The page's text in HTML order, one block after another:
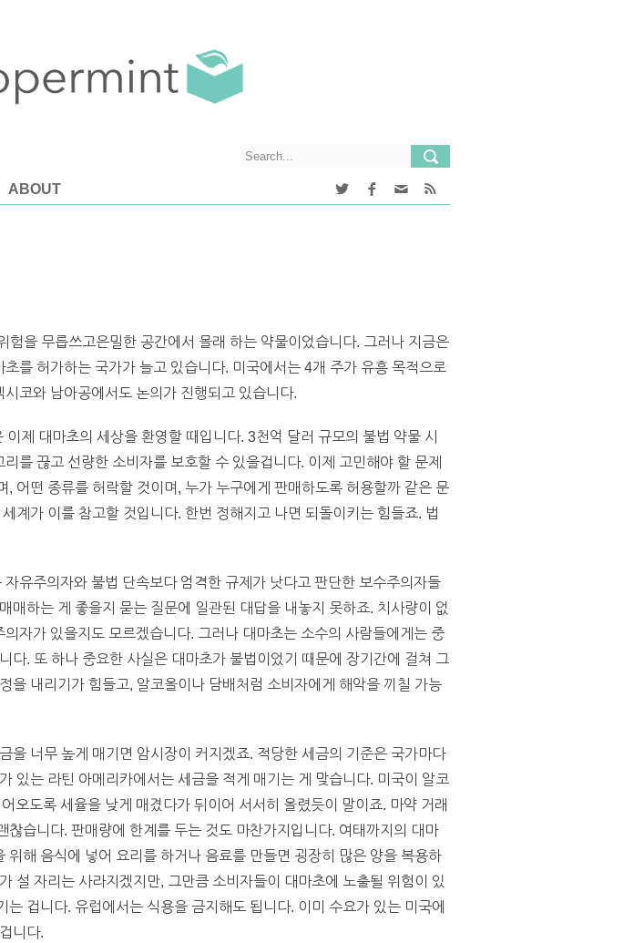
ABOUT
을 무릅쓰고은밀한 공간에서 몰래 하는 약물이었습니다. 그러나 지금은
를 허가하는 국가가 늘고 있습니다. 미국에서는 4개 주가 유흥 목적으로
코와 남아공에서도 논의가 진행되고 있습니다.
제 대마초의 세상을 환영할 때입니다. 3천억 달러 규모의 불법 약물 시
를 끊고 선량한 소비자를 보호할 수 있을겁니다. 이제 고민해야 할 문제
어떤 종류를 허락할 것이며, 누가 누구에게 판매하도록 허용할까 같은 문
계가 이를 참고할 것입니다. 한번 정해지고 나면 되돌이키는 힘들죠. 법
유주의자와 불법 단속보다 엄격한 규제가 낫다고 판단한 보수주의자들
매하는 게 좋을지 묻는 질문에 일관된 대답을 내놓지 못하죠. 치사량이 없
자가 있을지도 모르겠습니다. 그러나 대마초는 소수의 사람들에게는 중
다. 또 하나 중요한 사실은 대마초가 불법이었기 때문에 장기간에 걸쳐 그
을 내리기가 힘들고, 알코올이나 담배처럼 소비자에게 해악을 끼칠 가능
을 너무 높게 매기면 암시장이 커지겠죠. 적당한 세금의 기준은 국가마다
있는 라틴 아메리카에서는 세금을 적게 매기는 게 맞습니다. 미국이 알코
오도록 세율을 낮게 매겼다가 뒤이어 서서히 올렸듯이 말이죠. 마약 거래
습니다. 판매량에 한계를 두는 것도 마찬가지입니다. 여태까지의 대마
해 음식에 넣어 요리를 하거나 음료를 만들면 굉장히 많은 양을 복용하
설 자리는 사라지겠지만, 그만큼 소비자들이 대마초에 노출될 위험이 있
겁니다. 유럽에서는 식용을 금지해도 됩니다. 이미 수요가 있는 미국에
니다.